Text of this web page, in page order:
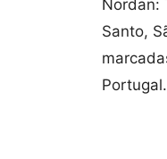
Nordan:
Santo,